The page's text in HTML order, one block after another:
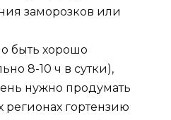
заморозков или
быть хорошо
8-10 ч в сутки),
нужно продумать
гортензию